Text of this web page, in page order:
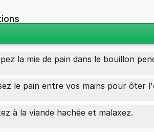
la mie de pain dans le bouillon
le pain entre vos mains pour ôter
à la viande hachée et malaxez.